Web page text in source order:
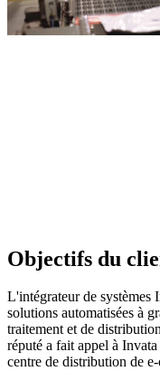
Objectifs du
L'intégrateur de systèmes
solutions automatisées à
traitement et de
réputé a fait appel à
centre de distribution de